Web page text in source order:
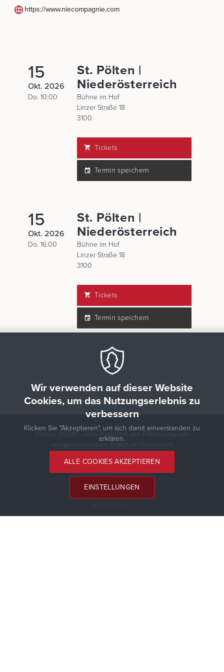
https://www.niecompagnie.com
15
Okt. 2026
Do. 10:00
St. Pölten |
Niederösterreich
Bühne im Hof
Linzer Straße 18
3100
Tickets
Termin speichern
15
Okt. 2026
Do. 16:00
St. Pölten |
Niederösterreich
Bühne im Hof
Linzer Straße 18
3100
Tickets
Termin speichern
Zirkus, OIDA! - eine Initiative zur Förderung von
Mag. Arno Uhl
Tel.: +43 6608218211
E-Mail:office@zirkustermine.at
Wir verwenden auf dieser Website
Cookies, um das Nutzungserlebnis zu
verbessern
Klicken Sie "Akzeptieren", um sich damit einverstanden zu
erklären.
ALLE COOKIES AKZEPTIEREN
EINSTELLUNGEN